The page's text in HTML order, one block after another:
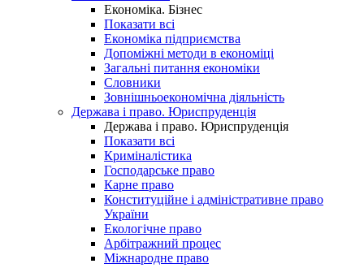
Економіка. Бізнес
Показати всі
Економіка підприємства
Допоміжні методи в економіці
Загальні питання економіки
Словники
Зовнішньоекономічна діяльність
Держава і право. Юриспруденція
Держава і право. Юриспруденція
Показати всі
Криміналістика
Господарське право
Карне право
Конституційне і адміністративне право
України
Екологічне право
Арбітражний процес
Міжнародне право